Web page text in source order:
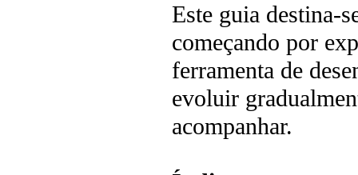
Este guia destina-
começando por
ferramenta de
evoluir
acompanhar.